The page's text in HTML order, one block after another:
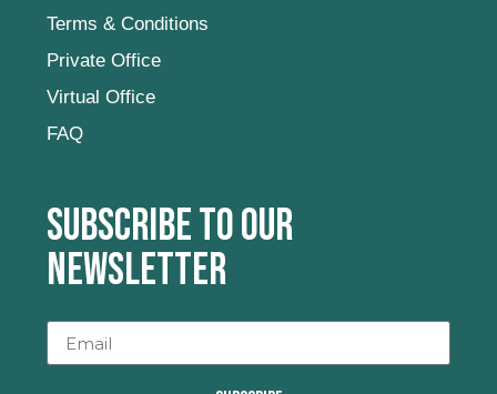
Terms & Conditions
Private Office
Virtual Office
FAQ
Subscribe to our
newsletter